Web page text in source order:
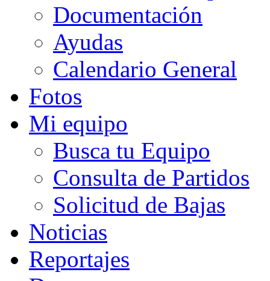
Documentación
Ayudas
Calendario General
Fotos
Mi equipo
Busca tu Equipo
Consulta de Partidos
Solicitud de Bajas
Noticias
Reportajes